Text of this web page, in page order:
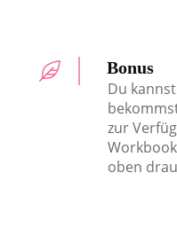
Bonus
Du
zur
oben